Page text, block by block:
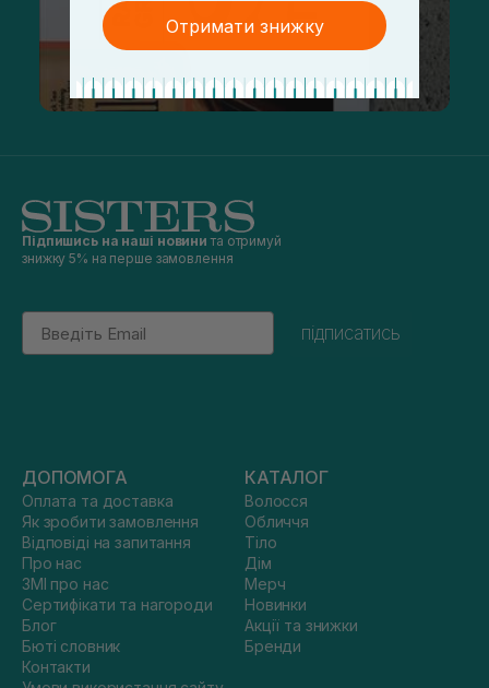
Підпишись на наші новини та отримуй
знижку 5% на перше замовлення
Email
підписатись
ДОПОМОГА
Оплата та доставка
Як зробити замовлення
Відповіді на запитання
Про нас
ЗМІ про нас
Сертифікати та нагороди
Блог
Бюті словник
Контакти
КАТАЛОГ
Волосся
Обличчя
Тіло
Дім
Мерч
Новинки
Акції та знижки
Бренди
Отримати знижку